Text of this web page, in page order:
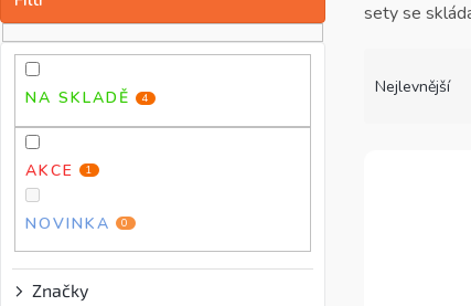
r
NA SKLADĚ 4
AKCE 1
NOVINKA 0
Značky
sety se
Nejlevnější